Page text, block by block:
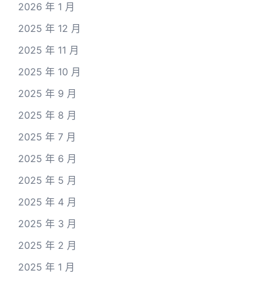
2026 年 1 月
2025 年 12 月
2025 年 11 月
2025 年 10 月
2025 年 9 月
2025 年 8 月
2025 年 7 月
2025 年 6 月
2025 年 5 月
2025 年 4 月
2025 年 3 月
2025 年 2 月
2025 年 1 月